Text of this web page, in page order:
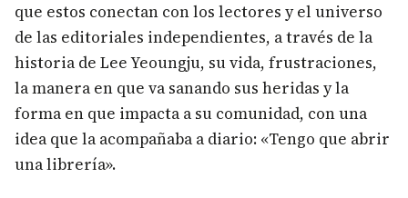
que estos conectan con los lectores y el universo
de las editoriales independientes, a través de la
historia de Lee Yeoungju, su vida, frustraciones,
la manera en que va sanando sus heridas y la
forma en que impacta a su comunidad, con una
idea que la acompañaba a diario: «Tengo que abrir
una librería».